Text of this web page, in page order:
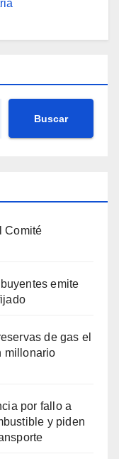
Buscar
Comité
emite
de gas el
millonario
por fallo a
y piden